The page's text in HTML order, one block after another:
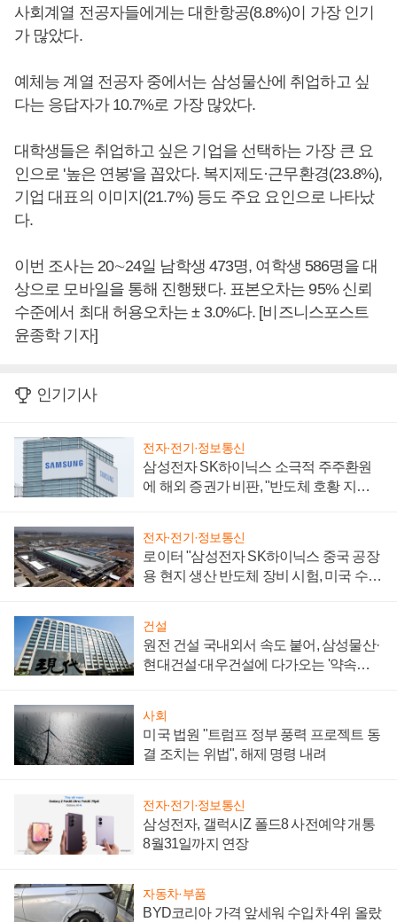
사회계열 전공자들에게는 대한항공(8.8%)이 가장 인기
가 많았다.
예체능 계열 전공자 중에서는 삼성물산에 취업하고 싶
다는 응답자가 10.7%로 가장 많았다.
대학생들은 취업하고 싶은 기업을 선택하는 가장 큰 요
인으로 '높은 연봉'을 꼽았다. 복지제도·근무환경(23.8%),
기업 대표의 이미지(21.7%) 등도 주요 요인으로 나타났
다.
이번 조사는 20∼24일 남학생 473명, 여학생 586명을 대
상으로 모바일을 통해 진행됐다. 표본오차는 95% 신뢰
수준에서 최대 허용오차는 ± 3.0%다. [비즈니스포스트
윤종학 기자]
인기기사
전자·전기·정보통신
삼성전자 SK하이닉스 소극적 주주환원
에 해외 증권가 비판, "반도체 호황 지속
전자·전기·정보통신
로이터 "삼성전자 SK하이닉스 중국 공장
용 현지 생산 반도체 장비 시험, 미국 수출
건설
원전 건설 국내외서 속도 붙어, 삼성물산·
현대건설·대우건설에 다가오는 '약속의
사회
미국 법원 "트럼프 정부 풍력 프로젝트 동
결 조치는 위법", 해제 명령 내려
전자·전기·정보통신
삼성전자, 갤럭시Z 폴드8 사전예약 개통
8월31일까지 연장
자동차·부품
BYD코리아 가격 앞세워 수입차 4위 올랐